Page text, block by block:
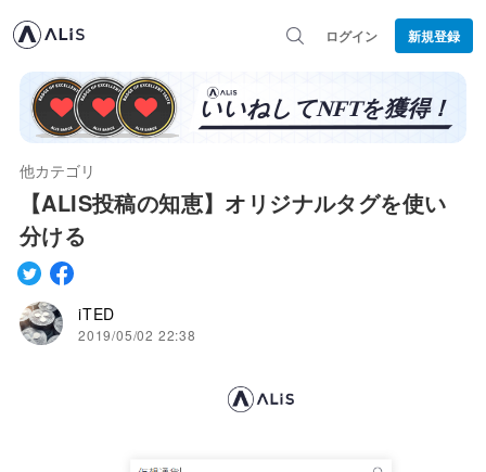
ログイン 新規登録
他カテゴリ
【ALIS投稿の知恵】オリジナルタグを使い
分ける
iTED
2019/05/02 22:38